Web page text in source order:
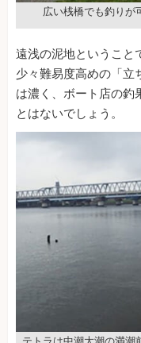
広い桟橋でも釣りが
遠浅の泥地ということ
少々難易度高めの「立
は濃く、ボート店の釣
とはないでしょう。